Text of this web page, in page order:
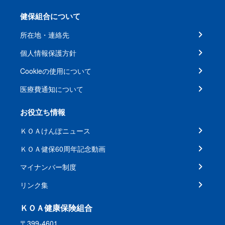
健保組合について
所在地・連絡先
個人情報保護方針
Cookieの使用について
医療費通知について
お役立ち情報
ＫＯＡけんぽニュース
ＫＯＡ健保60周年記念動画
マイナンバー制度
リンク集
ＫＯＡ健康保険組合
〒399-4601